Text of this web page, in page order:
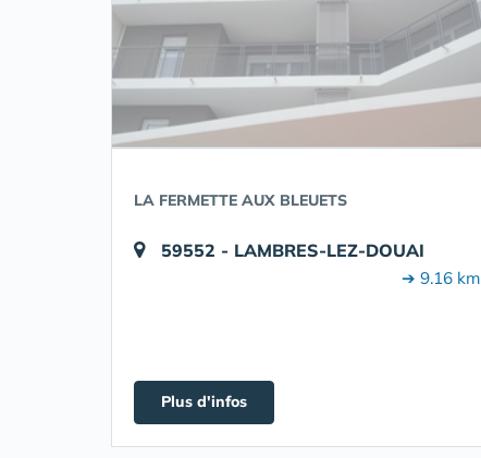
LA FERMETTE AUX BLEUETS
59552 - LAMBRES-LEZ-DOUAI
➔ 9.16 km
Plus d'infos